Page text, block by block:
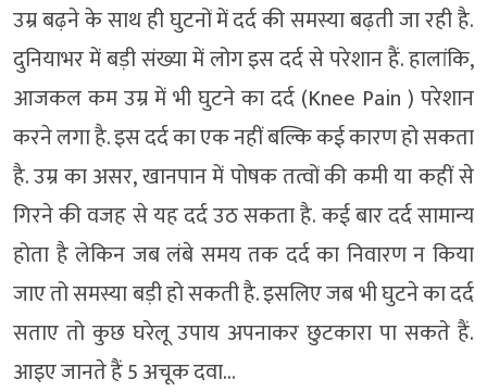
उम्र बढ़ने के साथ ही घुटनों में दर्द की समस्या बढ़ती जा रही है.
दुनियाभर में बड़ी संख्या में लोग इस दर्द से परेशान हैं. हालांकि,
आजकल कम उम्र में भी घुटने का दर्द (Knee Pain ) परेशान
करने लगा है. इस दर्द का एक नहीं बल्कि कई कारण हो सकता
है. उम्र का असर, खानपान में पोषक तत्वों की कमी या कहीं से
गिरने की वजह से यह दर्द उठ सकता है. कई बार दर्द सामान्य
होता है लेकिन जब लंबे समय तक दर्द का निवारण न किया
जाए तो समस्या बड़ी हो सकती है. इसलिए जब भी घुटने का दर्द
सताए तो कुछ घरेलू उपाय अपनाकर छुटकारा पा सकते हैं.
आइए जानते हैं 5 अचूक दवा…